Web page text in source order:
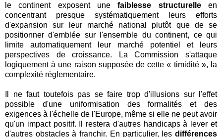
le continent exposent unefaiblesse structurelleen
concentrant presque systématiquement leurs efforts
d'expansion sur leur marché national plutôt que de se
positionner d'emblée sur l'ensemble du continent, ce qui
limite automatiquement leur marché potentiel et leurs
perspectives de croissance. La Commission s'attaque
logiquement à une raison supposée de cette « timidité », la
complexité réglementaire.
Il ne faut toutefois pas se faire trop d'illusions sur l'effet
possible d'une uniformisation des formalités et des
exigences à l'échelle de l'Europe, même si elle ne peut avoir
qu'un impact positif. Il restera d'autres handicaps à lever et
d'autres obstacles à franchir. En particulier, les différences